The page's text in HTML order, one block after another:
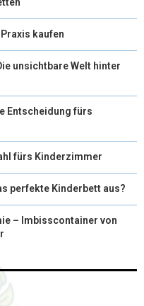
kaufen
unsichtbare Welt hinter
Entscheidung fürs
fürs Kinderzimmer
perfekte Kinderbett aus?
– Imbisscontainer von